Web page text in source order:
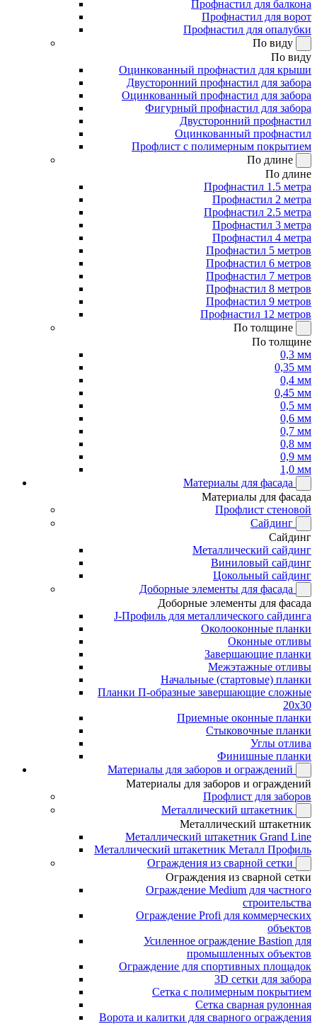
Профнастил для балкона
Профнастил для ворот
Профнастил для опалубки
По виду
По виду
Оцинкованный профнастил для крыши
Двусторонний профнастил для забора
Оцинкованный профнастил для забора
Фигурный профнастил для забора
Двусторонний профнастил
Оцинкованный профнастил
Профлист с полимерным покрытием
По длине
По длине
Профнастил 1.5 метра
Профнастил 2 метра
Профнастил 2.5 метра
Профнастил 3 метра
Профнастил 4 метра
Профнастил 5 метров
Профнастил 6 метров
Профнастил 7 метров
Профнастил 8 метров
Профнастил 9 метров
Профнастил 12 метров
По толщине
По толщине
0,3 мм
0,35 мм
0,4 мм
0,45 мм
0,5 мм
0,6 мм
0,7 мм
0,8 мм
0,9 мм
1,0 мм
Материалы для фасада
Материалы для фасада
Профлист стеновой
Сайдинг
Сайдинг
Металлический сайдинг
Виниловый сайдинг
Цокольный сайдинг
Доборные элементы для фасада
Доборные элементы для фасада
J-Профиль для металлического сайдинга
Околооконные планки
Оконные отливы
Завершающие планки
Межэтажные отливы
Начальные (стартовые) планки
Планки П-образные завершающие сложные
20x30
Приемные оконные планки
Стыковочные планки
Углы отлива
Финишные планки
Материалы для заборов и ограждений
Материалы для заборов и ограждений
Профлист для заборов
Металлический штакетник
Металлический штакетник
Металлический штакетник Grand Line
Металлический штакетник Металл Профиль
Ограждения из сварной сетки
Ограждения из сварной сетки
Ограждение Medium для частного
строительства
Ограждение Profi для коммерческих
объектов
Усиленное ограждение Bastion для
промышленных объектов
Ограждение для спортивных площадок
3D сетки для забора
Сетка с полимерным покрытием
Сетка сварная рулонная
Ворота и калитки для сварного ограждения